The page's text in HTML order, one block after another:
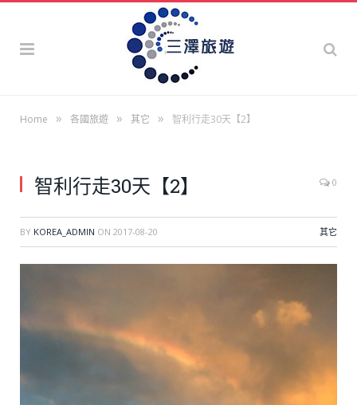
Home » 各國旅遊 » 其它 » 智利行走30天【2】
智利行走30天【2】 0
BY KOREA_ADMIN ON 2017-08-20 其它